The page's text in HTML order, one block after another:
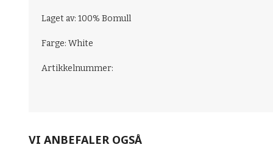
Laget av: 100% Bomull
Farge: White
Artikkelnummer:
VI ANBEFALER OGSÅ